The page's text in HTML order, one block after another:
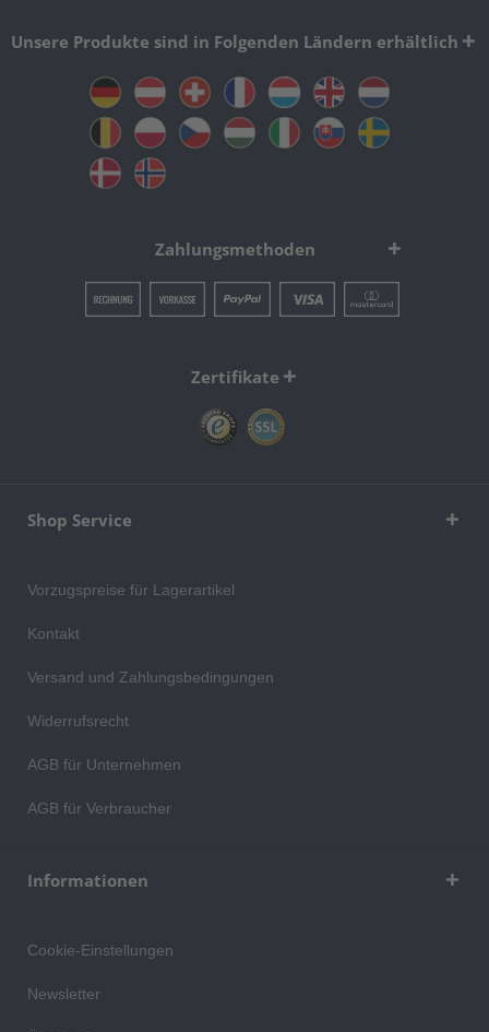
Unsere Produkte sind in Folgenden Ländern erhältlich
Zahlungsmethoden
Zertifikate
Shop Service
Vorzugspreise für Lagerartikel
Kontakt
Versand und Zahlungsbedingungen
Widerrufsrecht
AGB für Unternehmen
AGB für Verbraucher
Informationen
Cookie-Einstellungen
Newsletter